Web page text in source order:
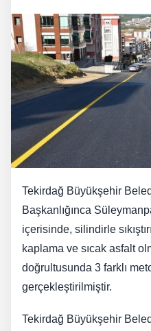
Tekirdağ Büyükşehir
Başkanlığınca
içerisinde, silindirle
kaplama ve sıcak asfalt
doğrultusunda 3 farklı
gerçekleştirilmiştir.
Tekirdağ Büyükşehir